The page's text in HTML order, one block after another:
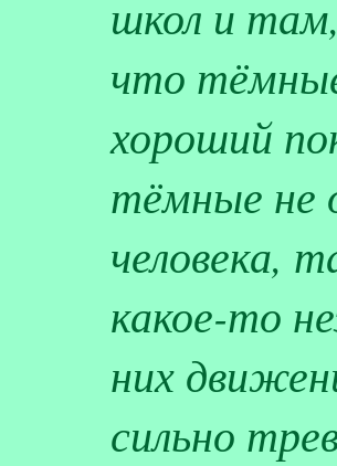
школ и
что
хороший
тёмные не
человека,
какое-то
них
сильно